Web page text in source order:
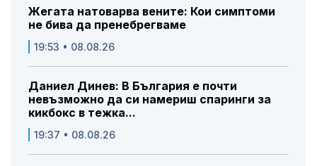
Жегата натоварва вените: Кои симптоми
не бива да пренебрегваме
19:53 • 08.08.26
Даниел Динев: В България е почти
невъзможно да си намериш спаринги за
кикбокс в тежка...
19:37 • 08.08.26